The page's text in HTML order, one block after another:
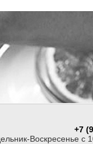
+7
Воскресенье с